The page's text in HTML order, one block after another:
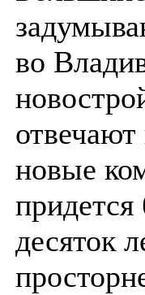
во
новые
десяток